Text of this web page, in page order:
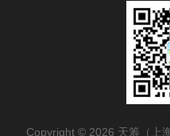
Copyright © 2026 天筹（上